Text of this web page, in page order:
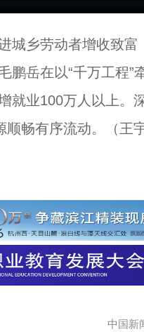
乡劳动者增收致富
鹏岳在以“千万工程”
就业100万人以上。
顺畅有序流动。（王
中国新